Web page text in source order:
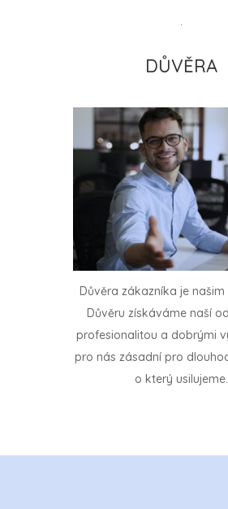
DŮVĚRA
Důvěra zákazníka je našim
Důvěru získáváme naší
profesionalitou a dobrými
pro nás zásadní pro
o který usilujeme.